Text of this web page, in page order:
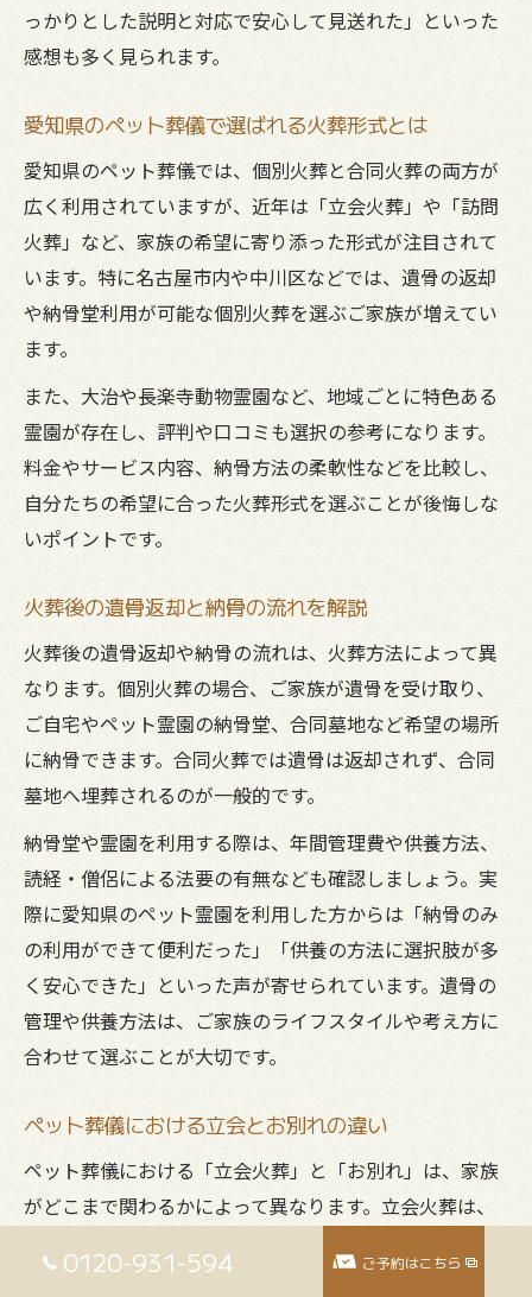
っかりとした説明と対応で安心して見送れた」といった
感想も多く見られます。
愛知県のペット葬儀で選ばれる火葬形式とは
愛知県のペット葬儀では、個別火葬と合同火葬の両方が
広く利用されていますが、近年は「立会火葬」や「訪問
火葬」など、家族の希望に寄り添った形式が注目されて
います。特に名古屋市内や中川区などでは、遺骨の返却
や納骨堂利用が可能な個別火葬を選ぶご家族が増えてい
ます。
また、大治や長楽寺動物霊園など、地域ごとに特色ある
霊園が存在し、評判や口コミも選択の参考になります。
料金やサービス内容、納骨方法の柔軟性などを比較し、
自分たちの希望に合った火葬形式を選ぶことが後悔しな
いポイントです。
火葬後の遺骨返却と納骨の流れを解説
火葬後の遺骨返却や納骨の流れは、火葬方法によって異
なります。個別火葬の場合、ご家族が遺骨を受け取り、
ご自宅やペット霊園の納骨堂、合同墓地など希望の場所
に納骨できます。合同火葬では遺骨は返却されず、合同
墓地へ埋葬されるのが一般的です。
納骨堂や霊園を利用する際は、年間管理費や供養方法、
読経・僧侶による法要の有無なども確認しましょう。実
際に愛知県のペット霊園を利用した方からは「納骨のみ
の利用ができて便利だった」「供養の方法に選択肢が多
く安心できた」といった声が寄せられています。遺骨の
管理や供養方法は、ご家族のライフスタイルや考え方に
合わせて選ぶことが大切です。
ペット葬儀における立会とお別れの違い
ペット葬儀における「立会火葬」と「お別れ」は、家族
がどこまで関わるかによって異なります。立会火葬は、
れを直接見届けることができる形式です。一方、お別れ
0120-931-594 ご予約はこちら